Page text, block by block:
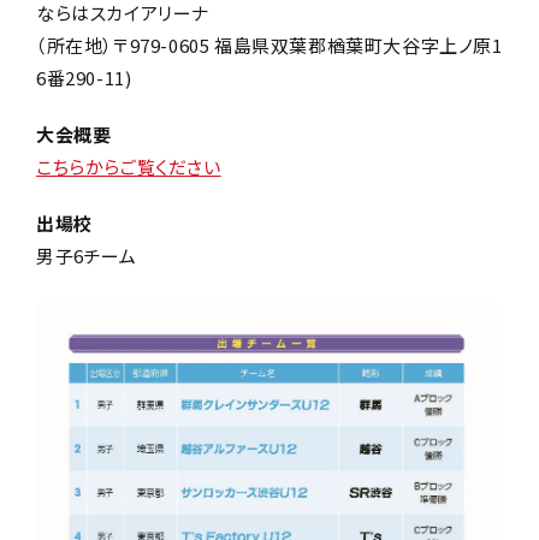
ならはスカイアリーナ
（所在地）〒979-0605 福島県双葉郡楢葉町大谷字上ノ原1
6番290-11)
大会概要
こちらからご覧ください
出場校
男子6チーム